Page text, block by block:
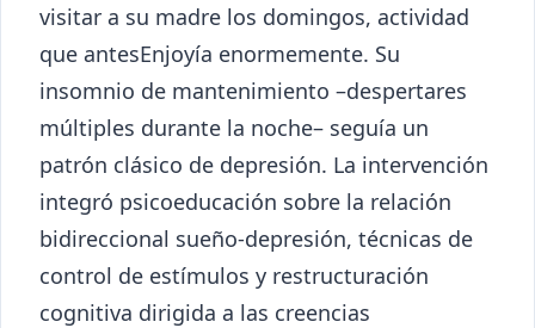
visitar a su madre los domingos, actividad
que antesEnjoyía enormemente. Su
insomnio de mantenimiento –despertares
múltiples durante la noche– seguía un
patrón clásico de depresión. La intervención
integró psicoeducación sobre la relación
bidireccional sueño-depresión, técnicas de
control de estímulos y restructuración
cognitiva dirigida a las creencias